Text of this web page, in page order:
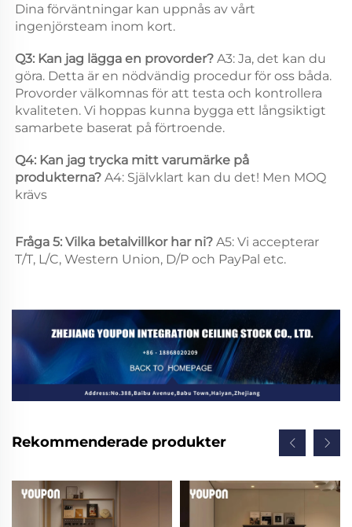
Dina förväntningar kan uppnås av vårt
ingenjörsteam inom kort.
Q3: Kan jag lägga en provorder? A3: Ja, det kan du
göra. Detta är en nödvändig procedur för oss båda.
Provorder välkomnas för att testa och kontrollera
kvaliteten. Vi hoppas kunna bygga ett långsiktigt
samarbete baserat på förtroende.
Q4: Kan jag trycka mitt varumärke på
produkterna? A4: Självklart kan du det! Men MOQ
krävs
Fråga 5: Vilka betalvillkor har ni? A5: Vi accepterar
T/T, L/C, Western Union, D/P och PayPal etc.
Rekommenderade produkter